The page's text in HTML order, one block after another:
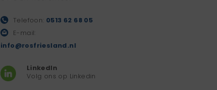
Telefoon: 0513 62 68 05
E-mail:
info@rosfriesland.nl
LinkedIn
Volg ons op Linkedin